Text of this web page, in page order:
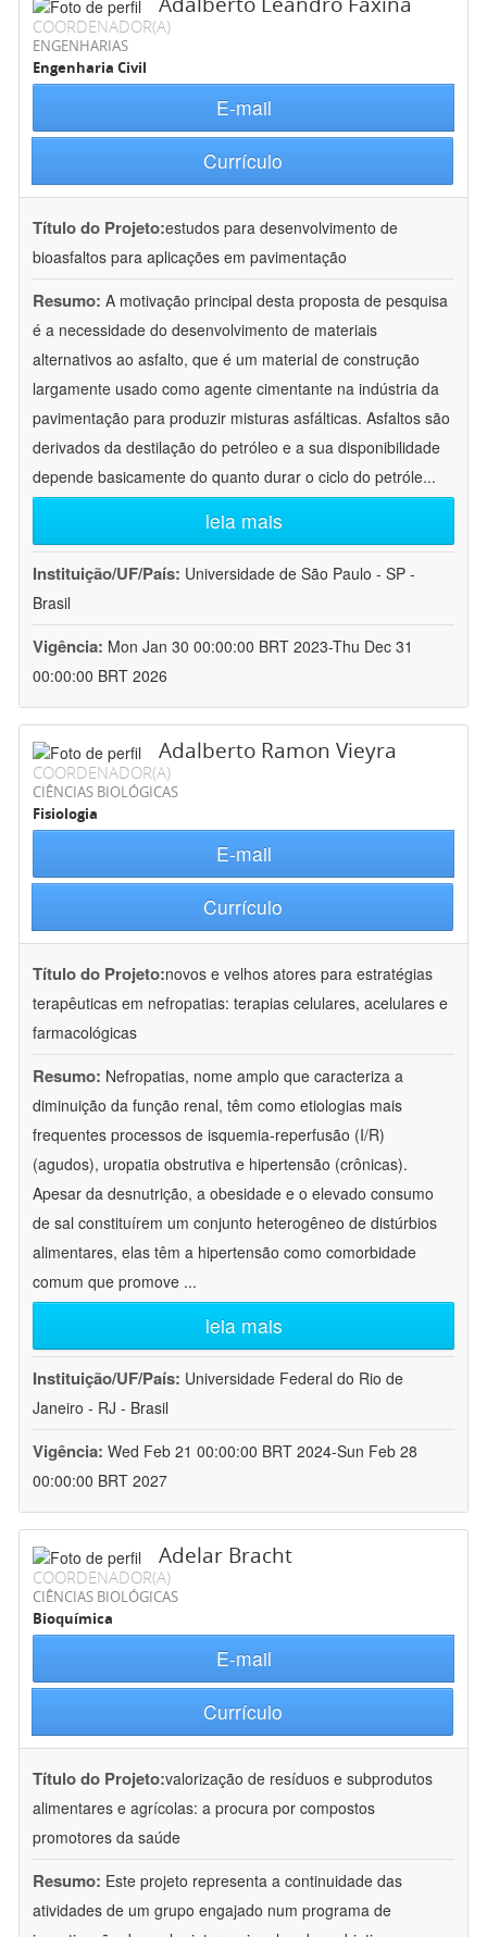
COORDENADOR(A)
ENGENHARIAS
Engenharia Civil
E-mail
Currículo
Título do Projeto:estudos para desenvolvimento de
bioasfaltos para aplicações em pavimentação
Resumo: A motivação principal desta proposta de pesquisa
é a necessidade do desenvolvimento de materiais
alternativos ao asfalto, que é um material de construção
largamente usado como agente cimentante na indústria da
pavimentação para produzir misturas asfálticas. Asfaltos são
derivados da destilação do petróleo e a sua disponibilidade
depende basicamente do quanto durar o ciclo do petróle...
leia mais
Instituição/UF/País: Universidade de São Paulo - SP -
Brasil
Vigência: Mon Jan 30 00:00:00 BRT 2023-Thu Dec 31
00:00:00 BRT 2026
Adalberto Ramon Vieyra
COORDENADOR(A)
CIÊNCIAS BIOLÓGICAS
Fisiologia
E-mail
Currículo
Título do Projeto:novos e velhos atores para estratégias
terapêuticas em nefropatias: terapias celulares, acelulares e
farmacológicas
Resumo: Nefropatias, nome amplo que caracteriza a
diminuição da função renal, têm como etiologias mais
frequentes processos de isquemia-reperfusão (I/R)
(agudos), uropatia obstrutiva e hipertensão (crônicas).
Apesar da desnutrição, a obesidade e o elevado consumo
de sal constituírem um conjunto heterogêneo de distúrbios
alimentares, elas têm a hipertensão como comorbidade
comum que promove ...
leia mais
Instituição/UF/País: Universidade Federal do Rio de
Janeiro - RJ - Brasil
Vigência: Wed Feb 21 00:00:00 BRT 2024-Sun Feb 28
00:00:00 BRT 2027
Adelar Bracht
COORDENADOR(A)
CIÊNCIAS BIOLÓGICAS
Bioquímica
E-mail
Currículo
Título do Projeto:valorização de resíduos e subprodutos
alimentares e agrícolas: a procura por compostos
promotores da saúde
Resumo: Este projeto representa a continuidade das
atividades de um grupo engajado num programa de